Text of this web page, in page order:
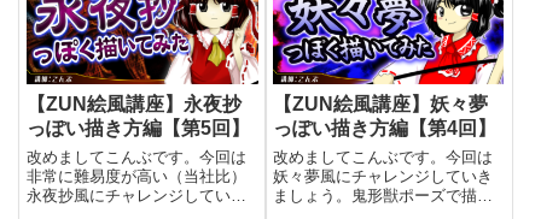
だ5キャラしか発...
【ZUN絵風講座】永夜抄
っぽい描き方編【第5回】
改めましてこんぶです。今回は
非常に難易度が高い（当社比）
永夜抄風にチャレンジしていき
【ZUN絵風講座】妖々夢
っぽい描き方編【第4回】
改めましてこんぶです。今回は
妖々夢風にチャレンジしていき
ましょう。鬼形獣ポーズで描い